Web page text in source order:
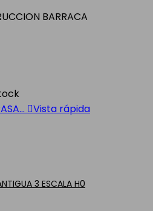
BARRACA
Vista rápida
3 ESCALA H0